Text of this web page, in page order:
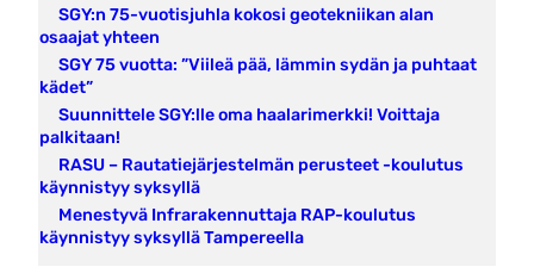
SGY:n 75-vuotisjuhla kokosi geotekniikan alan
osaajat yhteen
SGY 75 vuotta: ”Viileä pää, lämmin sydän ja puhtaat
kädet”
Suunnittele SGY:lle oma haalarimerkki! Voittaja
palkitaan!
RASU – Rautatiejärjestelmän perusteet -koulutus
käynnistyy syksyllä
Menestyvä Infrarakennuttaja RAP-koulutus
käynnistyy syksyllä Tampereella